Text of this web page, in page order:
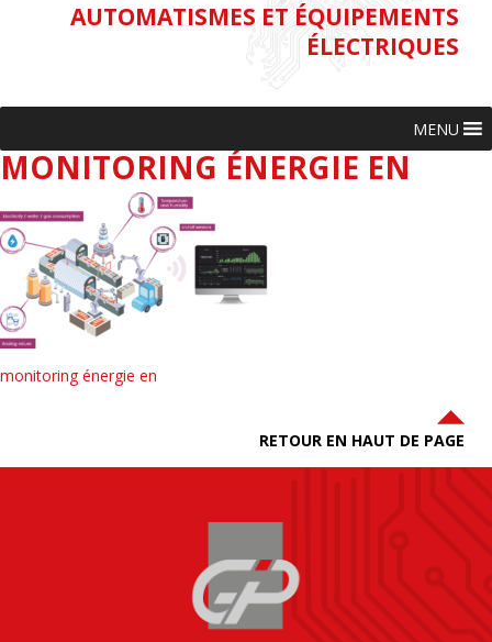
AUTOMATISMES ET ÉQUIPEMENTS
ÉLECTRIQUES
MENU
MONITORING ÉNERGIE EN
monitoring énergie en
RETOUR EN HAUT DE PAGE